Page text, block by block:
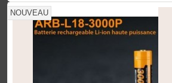
NOUVEAU